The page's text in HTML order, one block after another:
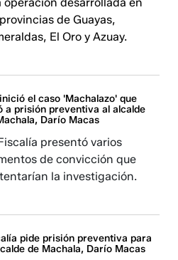
operación desarrollada en
de Guayas,
El Oro y Azuay.
el caso 'Machalazo' que
a prisión preventiva al alcalde
Darío Macas
presentó varios
de convicción que
la investigación.
pide prisión preventiva para
de Machala, Darío Macas